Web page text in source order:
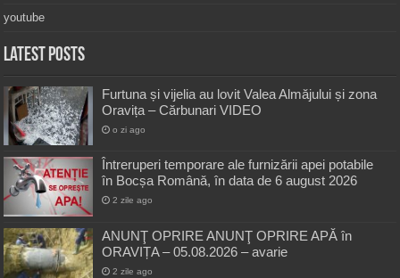
youtube
Latest Posts
Furtuna și vijelia au lovit Valea Almăjului și zona
Oravița – Cărbunari VIDEO
o zi ago
Întreruperi temporare ale furnizării apei potabile
în Bocșa Română, în data de 6 august 2026
2 zile ago
ANUNŢ OPRIRE ANUNŢ OPRIRE APĂ în
ORAVIȚA – 05.08.2026 – avarie
2 zile ago